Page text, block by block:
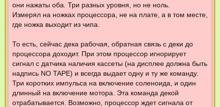
они нажаты оба. Три разных уровня, но не ноль.
Измерял на ножках процессора, не на плате, а в том месте,
где ножка выходит из чипа.
То есть, сейчас дека рабочая, обратная связь с деки до
процессора доходит. При этом процессор игнорирует
сигнал с датчика наличия кассеты (на дисплее должна быть
надпись NO TAPE) и всегда выдает одну и ту же команду.
Три коротких импульса на включение соленоида, и один
длинный на включение мотора. Эта команда декой
отрабатывается. Возможно, процессор ждет сигнала от